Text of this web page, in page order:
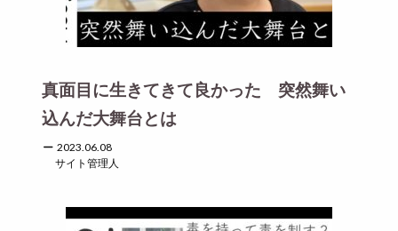
真面目に生きてきて良かった 突然舞い
込んだ大舞台とは
2023.06.08
サイト管理人